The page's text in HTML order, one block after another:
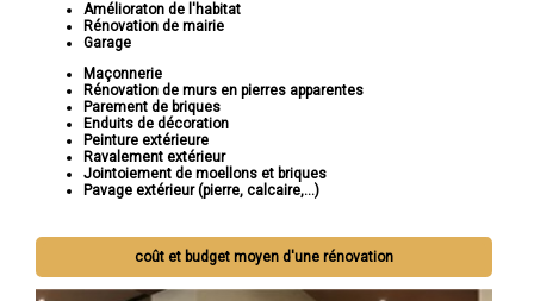
Amélioraton de l'habitat
Rénovation de mairie
Garage
Maçonnerie
Rénovation de murs en pierres apparentes
Parement de briques
Enduits de décoration
Peinture extérieure
Ravalement extérieur
Jointoiement de moellons et briques
Pavage extérieur (pierre, calcaire,...)
coût et budget moyen d'une rénovation